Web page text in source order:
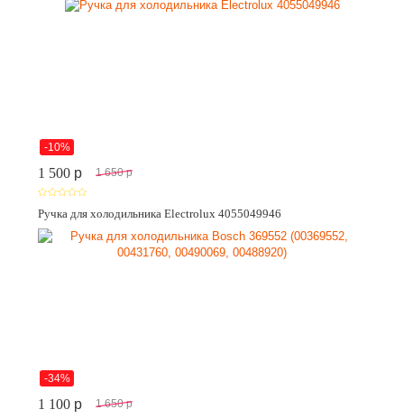
-10%
1 500 p 1 650 p
Ручка для холодильника Electrolux 4055049946
-34%
1 100 p 1 650 p